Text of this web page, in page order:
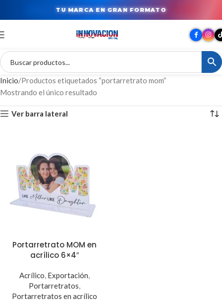
TU MARCA EN GRAN FORMATO
Inicio Productos etiquetados “portarretrato mom”
Mostrando el único resultado
Ver barra lateral
Portarretrato MOM en
acrílico 6×4″
Acrílico, Exportación,
Portarretratos,
Portarretratos en acrílico